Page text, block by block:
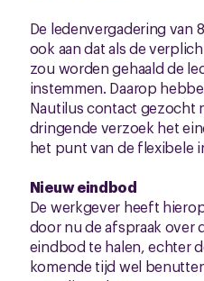
De ledenvergadering van
ook aan dat als de
zou worden gehaald de
instemmen. Daarop
Nautilus contact gezocht
dringende verzoek het
het punt van de flexibele
Nieuw eindbod
De werkgever heeft
door nu de afspraak over
eindbod te halen, echter
komende tijd wel